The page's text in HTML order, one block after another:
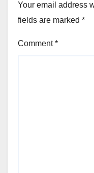
Your email address
fields are marked *
Comment*